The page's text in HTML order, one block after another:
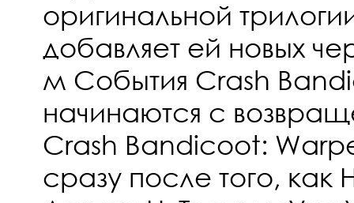
оригинальной
добавляет ей новых
м События Crash
начинаются с
Crash Bandicoot:
сразу после того, как